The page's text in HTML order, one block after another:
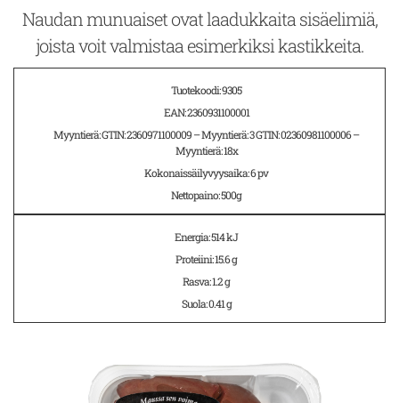
Naudan munuaiset ovat laadukkaita sisäelimiä,
joista voit valmistaa esimerkiksi kastikkeita.
Tuotekoodi: 9305
EAN: 2360931100001
Myyntierä: GTIN: 2360971100009 – Myyntierä: 3 GTIN: 02360981100006 –
Myyntierä: 18x
Kokonaissäilyvyysaika: 6 pv
Nettopaino: 500g
Energia: 514 kJ
Proteiini: 15.6 g
Rasva: 1.2 g
Suola: 0.41 g